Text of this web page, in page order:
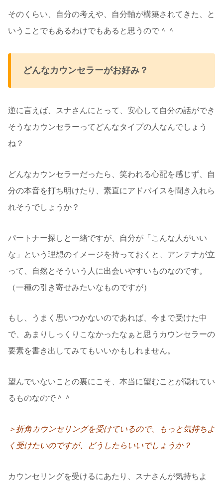
そのくらい、自分の考えや、自分軸が構築されてきた、と
いうことでもあるわけでもあると思うので＾＾
どんなカウンセラーがお好み？
逆に言えば、スナさんにとって、安心して自分の話ができ
そうなカウンセラーってどんなタイプの人なんでしょう
ね？
どんなカウンセラーだったら、笑われる心配を感じず、自
分の本音を打ち明けたり、素直にアドバイスを聞き入れら
れそうでしょうか？
パートナー探しと一緒ですが、自分が「こんな人がいい
な」という理想のイメージを持っておくと、アンテナが立
って、自然とそういう人に出会いやすいものなのです。
（一種の引き寄せみたいなものですが）
もし、うまく思いつかないのであれば、今まで受けた中
で、あまりしっくりこなかったなぁと思うカウンセラーの
要素を書き出してみてもいいかもしれません。
望んでいないことの裏にこそ、本当に望むことが隠れてい
るものなので＾＾
＞折角カウンセリングを受けているので、もっと気持ちよ
く受けたいのですが、どうしたらいいでしょうか？
カウンセリングを受けるにあたり、スナさんが気持ちよ